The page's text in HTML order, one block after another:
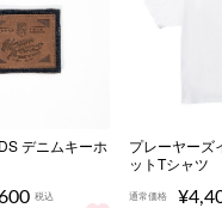
デニムキーホ
税込
プレーヤーズ
ットTシャツ
通常価格